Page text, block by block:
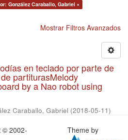
González Caraballo, Gabriel ×
Mostrar Filtros Avanzados
en teclado por parte de
partiturasMelody
by a Nao robot using
Caraballo, Gabriel (2018-05-11)
© 2002-
Theme by